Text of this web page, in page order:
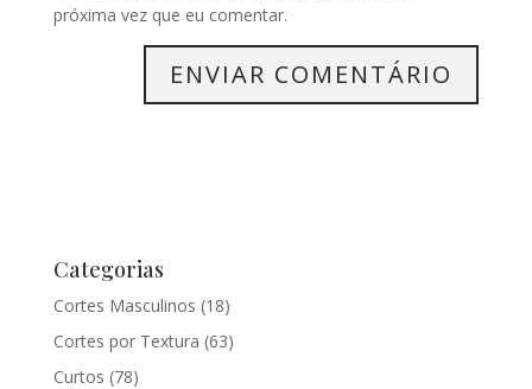
próxima vez que eu comentar.
Categorias
Cortes Masculinos (18)
Cortes por Textura (63)
Curtos (78)